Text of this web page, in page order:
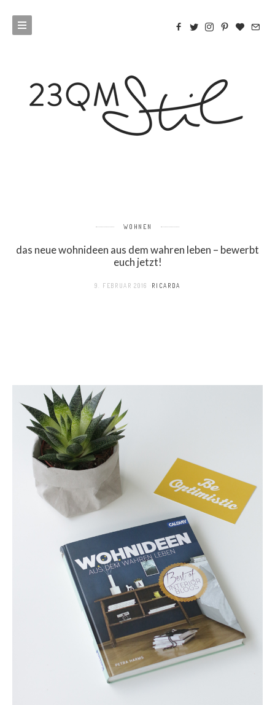
WOHNEN
das neue wohnideen aus dem wahren leben – bewerbt
euch jetzt!
9. FEBRUAR 2016 RICARDA